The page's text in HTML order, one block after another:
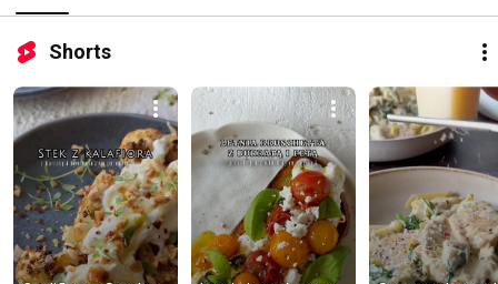
Shorts